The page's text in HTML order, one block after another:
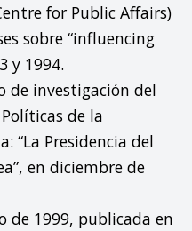
for Public Affairs)
sobre “influencing
y 1994.
de investigación del
de la
“La Presidencia del
en diciembre de
de 1999, publicada en